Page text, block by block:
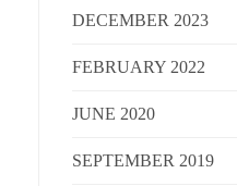
DECEMBER 2023
FEBRUARY 2022
JUNE 2020
SEPTEMBER 2019